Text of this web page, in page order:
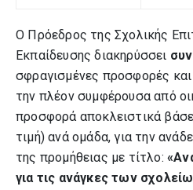
Ο Πρόεδρος της Σχολικής
Εκπαίδευσης διακηρύσσει
σφραγισμένες προσφορές
την πλέον συμφέρουσα από
προσφορά αποκλειστικά
τιμή) ανά ομάδα, για την
της προμήθειας με τίτλο:
για τις ανάγκες των